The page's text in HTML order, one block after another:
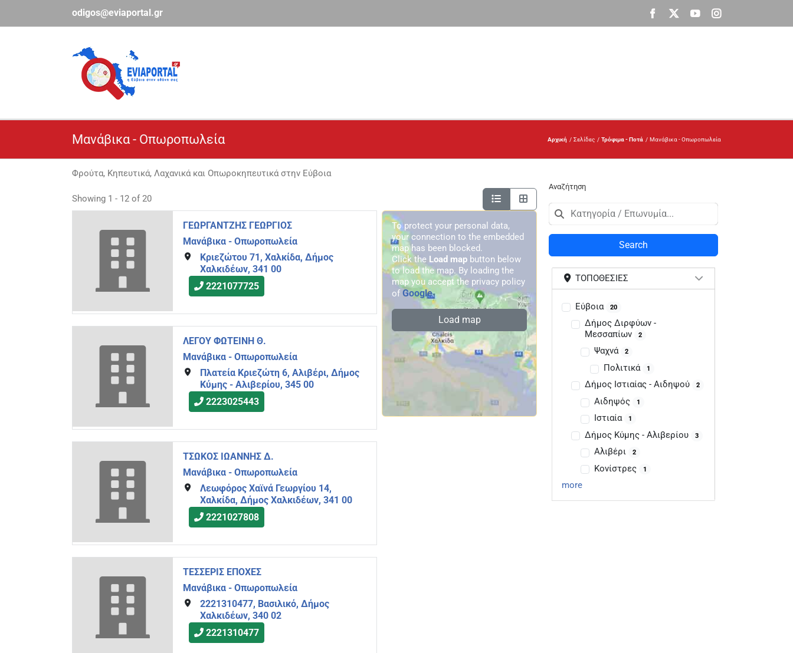
περιεχόμενο
odigos@eviaportal.gr Facebook
X YouTubeInstagram
Μανάβικα - Οπωροπωλεία Αρχική Σελίδες Τρόφιμα - Ποτά Μανάβικα - Οπωροπωλεία
Φρούτα, Κηπευτικά, Λαχανικά και Οπωροκηπευτικά στην Εύβοια
Showing 1 - 12 of 20
ΓΕΩΡΓΑΝΤΖΗΣ ΓΕΩΡΓΙΟΣ
Μανάβικα - Οπωροπωλεία
Κριεζώτου 71, Χαλκίδα, Δήμος
Χαλκιδέων, 341 00
2221077725
ΛΕΓΟΥ ΦΩΤΕΙΝΗ Θ.
Μανάβικα - Οπωροπωλεία
Πλατεία Κριεζώτη 6, Αλιβέρι, Δήμος
Κύμης - Αλιβερίου, 345 00
2223025443
ΤΣΩΚΟΣ ΙΩΑΝΝΗΣ Δ.
Μανάβικα - Οπωροπωλεία
Λεωφόρος Χαϊνά Γεωργίου 14,
Χαλκίδα, Δήμος Χαλκιδέων, 341 00
2221027808
ΤΕΣΣΕΡΙΣ ΕΠΟΧΕΣ
Μανάβικα - Οπωροπωλεία
2221310477, Βασιλικό, Δήμος
Χαλκιδέων, 340 02
2221310477
To protect your personal data,
your connection to the embedded
map has been blocked.
Click the Load map button below
to load the map. By loading the
map you accept the privacy policy
ofGoogle.
Load map
Αναζήτηση
Search
ΤΟΠΟΘΕΣΊΕΣ
Εύβοια 20
Δήμος Διρφύων -
Μεσσαπίων
2
Ψαχνά 2
Πολιτικά 1
Δήμος Ιστιαίας - Αιδηψού 2
Αιδηψός 1
Ιστιαία 1
Δήμος Κύμης - Αλιβερίου 3
Αλιβέρι 2
Κονίστρες 1
more